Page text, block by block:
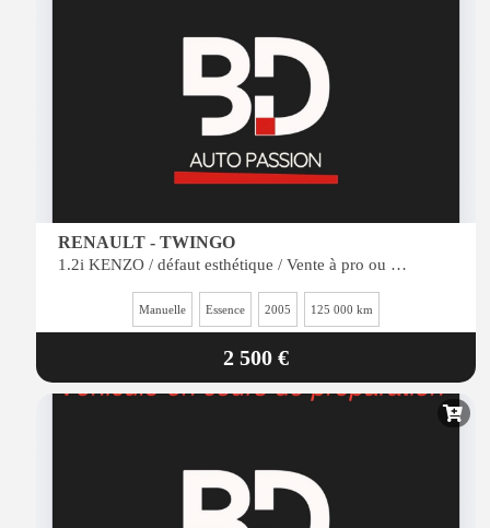
RENAULT - TWINGO
1.2i KENZO / défaut esthétique / Vente à pro ou personne peu regardante c&ocir
Manuelle Essence 2005 125 000 km
2 500 €